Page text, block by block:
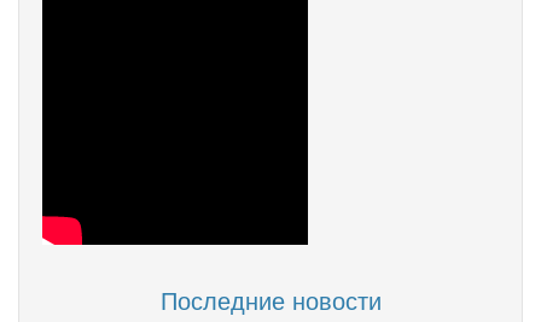
Последние новости